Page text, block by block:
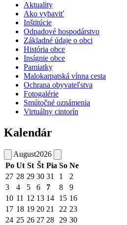
Aktuality
Ako vybaviť
Inštitúcie
Odpadové hospodárstvo
Základné údaje o obci
História obce
Insígnie obce
Pamiatky
Malokarpatská vínna cesta
Ochrana obyvateľstva
Fotogalérie
Smútočné oznámenia
Virtuálny cintorín
Kalendár
August2026
Po Ut St Št Pia So Ne
27 28 29 30 31 1
2
3
4 5 6 7 8
9
10 11 12 13 14 15 16
17 18 19 20 21 22 23
24 25 26 27 28 29 30